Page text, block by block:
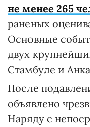
не менее 265
раненых
Основные
двух
Стамбуле и
После
объявлено
Наряду с